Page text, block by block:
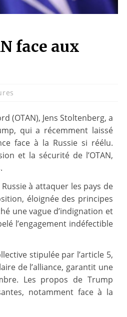
face aux
(OTAN), Jens Stoltenberg, a
qui a récemment laissé
face à la Russie si réélu.
et la sécurité de l’OTAN,
à attaquer les pays de
éloignée des principes
une vague d’indignation et
l’engagement indéfectible
stipulée par l’article 5,
de l’alliance, garantit une
Les propos de Trump
notamment face à la